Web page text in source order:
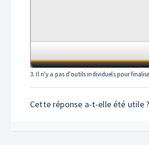
3. Il n'y a pas d'outils individuels pour
Cette réponse a-t-elle été utile ?